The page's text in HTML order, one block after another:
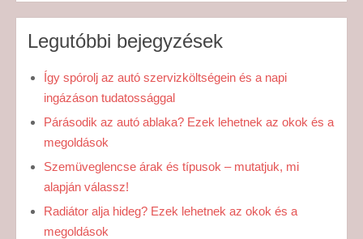
Legutóbbi bejegyzések
Így spórolj az autó szervizköltségein és a napi
ingázáson tudatossággal
Párásodik az autó ablaka? Ezek lehetnek az okok és a
megoldások
Szemüveglencse árak és típusok – mutatjuk, mi
alapján válassz!
Radiátor alja hideg? Ezek lehetnek az okok és a
megoldások